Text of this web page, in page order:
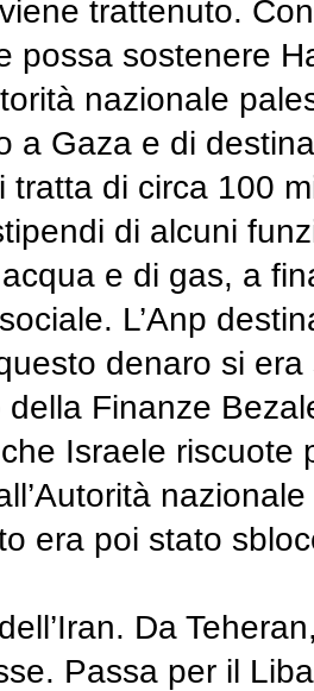
trattenuto.
possa sostenere
nazionale
a Gaza e di
tratta di circa 100
di alcuni
e di gas, a
L’Anp
denaro si
della Finanze
Israele riscuote
era poi stato
Da
Passa per il